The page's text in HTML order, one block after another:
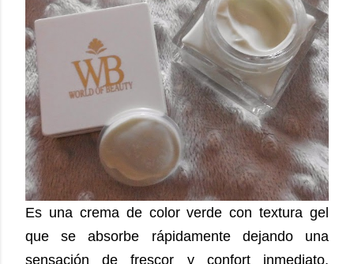
Es una crema de color verde con textura gel
que se absorbe rápidamente dejando una
sensación de frescor y confort inmediato,